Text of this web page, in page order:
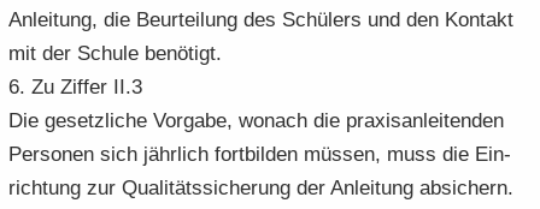
An­lei­tung, die Be­ur­tei­lung des Schü­lers und den Kon­takt
mit der Schu­le be­nö­tigt.
6. Zu Zif­fer II.3
Die ge­setz­li­che Vor­ga­be, wo­nach die pra­xis­an­lei­ten­den
Per­so­nen sich jähr­lich fort­bil­den müs­sen, muss die Ein­
rich­tung zur Qua­li­täts­si­che­rung der An­lei­tung ab­si­chern.